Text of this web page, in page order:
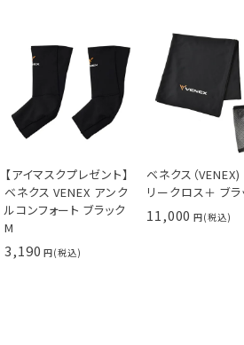
【アイマスクプレゼント】
ベネクス VENEX アンク
ルコンフォート ブラック
M
3,190
ベネクス（
リークロス＋ ブラ
11,000